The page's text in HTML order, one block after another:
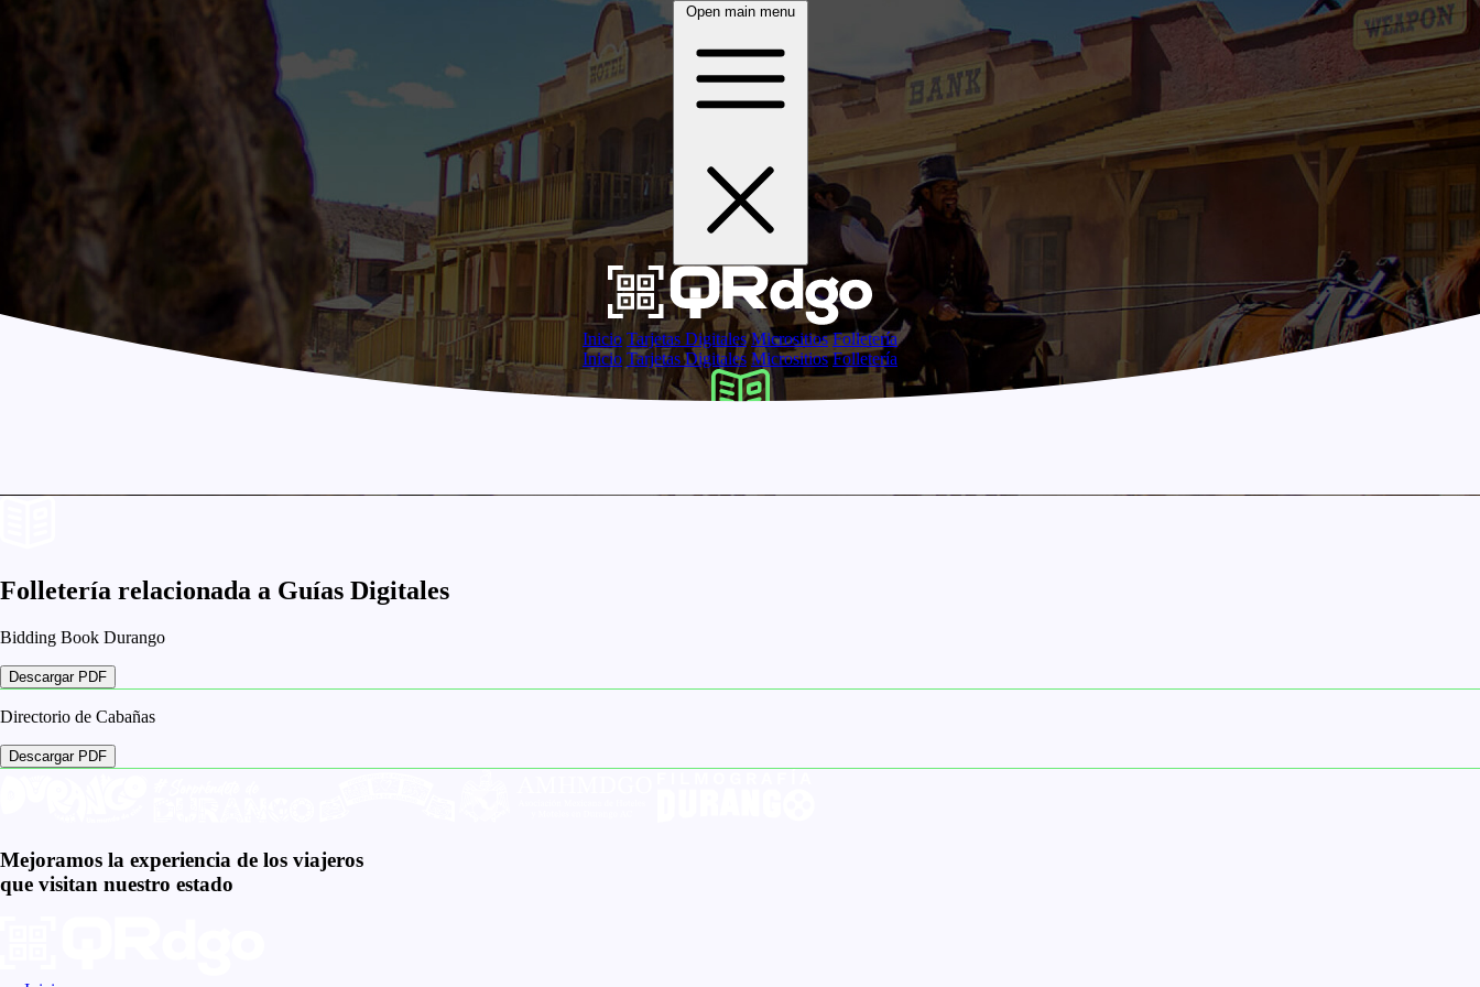
Open main menu
Inicio Tarjetas Digitales Micrositios Folletería
Inicio Tarjetas Digitales Micrositios Folletería
Folletería relacionada a Guías Digitales
Bidding Book Durango
Descargar PDF
Directorio de Cabañas
Descargar PDF
Mejoramos la experiencia de los viajeros
que visitan nuestro estado